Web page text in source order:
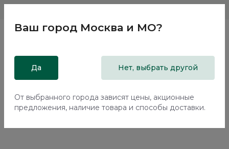
Главная
Кровати
Двуспальная кровать с подъемным механизмом Тэвин /
Ваш город Москва и МО?
Да Нет, выбрать другой
От выбранного города зависят цены, акционные
предложения, наличие товара и способы доставки.